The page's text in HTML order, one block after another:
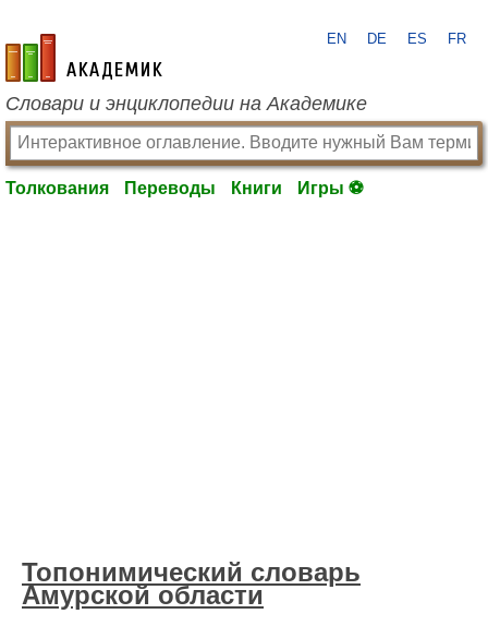
academic.ru
EN DE ES FR
Словари и энциклопедии на Академике
Толкования Переводы Книги Игры ⚽
Топонимический словарь
Амурской области